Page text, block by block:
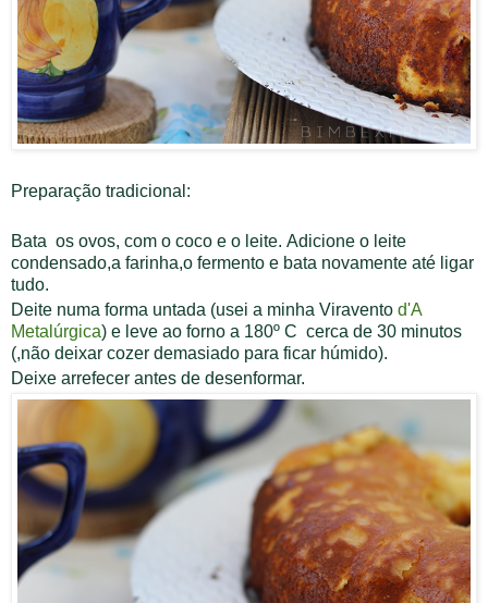
Preparação tradicional:
Bata os ovos, com o coco e o leite. Adicione o leite
condensado,a farinha,o fermento e bata novamente até ligar
tudo.
Deite numa forma untada (usei a minha Viravento d'A
Metalúrgica) e leve ao forno a 180º C cerca de 30 minutos
(,não deixar cozer demasiado para ficar húmido).
Deixe arrefecer antes de desenformar.